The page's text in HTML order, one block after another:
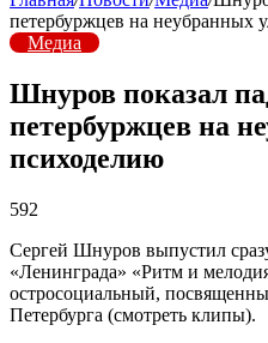
петербуржцев на неубранных
Медиа
Шнуров показал
петербуржцев на
психоделию
592
Сергей Шнуров выпустил
«Ленинграда» «Ритм и
остросоциальный,
Петербурга (смотреть клипы).